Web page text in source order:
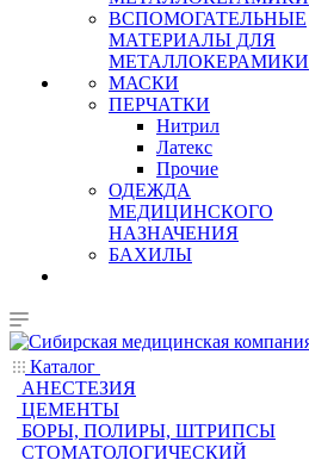
ВСПОМОГАТЕЛЬНЫЕ
МАТЕРИАЛЫ ДЛЯ
МЕТАЛЛОКЕРАМИКИ
МАСКИ
ПЕРЧАТКИ
Нитрил
Латекс
Прочие
ОДЕЖДА
МЕДИЦИНСКОГО
НАЗНАЧЕНИЯ
БАХИЛЫ
Каталог
АНЕСТЕЗИЯ
ЦЕМЕНТЫ
БОРЫ, ПОЛИРЫ, ШТРИПСЫ
СТОМАТОЛОГИЧЕСКИЙ